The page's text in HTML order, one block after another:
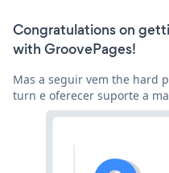
Congratulations on
with GroovePages!
Mas a seguir vem the hard
turn e oferecer suporte a